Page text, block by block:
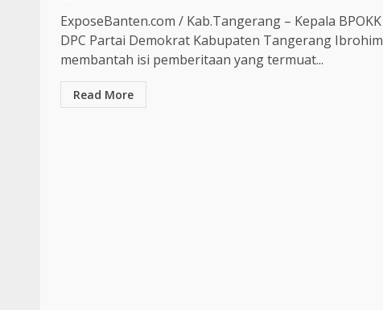
ExposeBanten.com / Kab.Tangerang – Kepala BPOKK
DPC Partai Demokrat Kabupaten Tangerang Ibrohim
membantah isi pemberitaan yang termuat...
Read More